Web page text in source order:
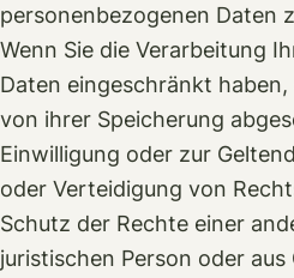
personenbezogenen Daten
Wenn Sie die Verarbeitung
Daten eingeschränkt
von ihrer Speicherung
Einwilligung oder zur
oder Verteidigung von
Schutz der Rechte einer
juristischen Person oder aus